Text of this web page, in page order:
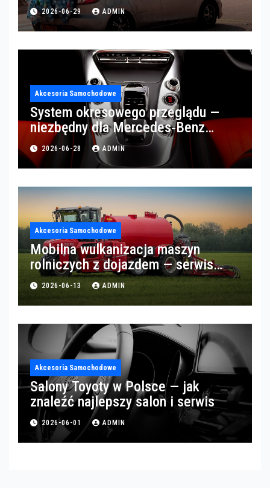
2026-06-29 ADMIN
Akcesoria Samochodowe
System okresowego przeglądu —
niezbędny dla Mercedes‑Benz
Trucks w Poznaniu
2026-06-28 ADMIN
Akcesoria Samochodowe
Mobilna wulkanizacja maszyn
rolniczych z dojazdem — serwis
opon w okolicach Gorzowa
2026-06-13 ADMIN
Akcesoria Samochodowe
Salony Toyoty w Polsce — jak
znaleźć najlepszy salon i serwis
2026-06-01 ADMIN